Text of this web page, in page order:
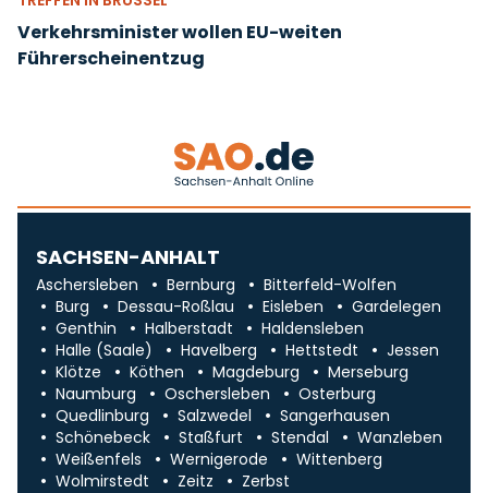
Verkehrsminister wollen EU-weiten
Führerscheinentzug
SACHSEN-ANHALT
Aschersleben Bernburg
Bitterfeld-Wolfen
Burg
Dessau-Roßlau Eisleben
Gardelegen
Genthin
Halberstadt
Haldensleben
Halle (Saale)
Havelberg Hettstedt
Jessen
Klötze
Köthen Magdeburg
Merseburg
Naumburg
Oschersleben
Osterburg
Quedlinburg
Salzwedel
Sangerhausen
Schönebeck
Staßfurt Stendal
Wanzleben
Weißenfels
Wernigerode
Wittenberg
Wolmirstedt
Zeitz Zerbst